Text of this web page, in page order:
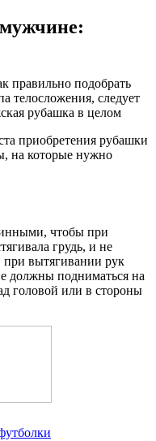
правильно подобрать
телосложения, следует
рубашка в целом
приобретения рубашки
на которые нужно
чтобы при
грудь, и не
при вытягивании рук
должны подниматься на
головой или в стороны